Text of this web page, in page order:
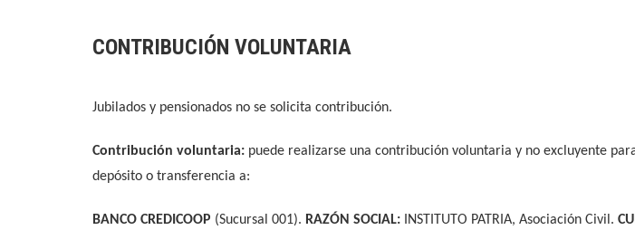
CONTRIBUCIÓN VOLUNTARIA
Jubilados y pensionados no se solicita contribución.
Contribución voluntaria: puede realizarse una contribución voluntaria y no excluyente
depósito o transferencia a:
BANCO CREDICOOP (Sucursal 001). RAZÓN SOCIAL: INSTITUTO PATRIA, Asociación Civil.